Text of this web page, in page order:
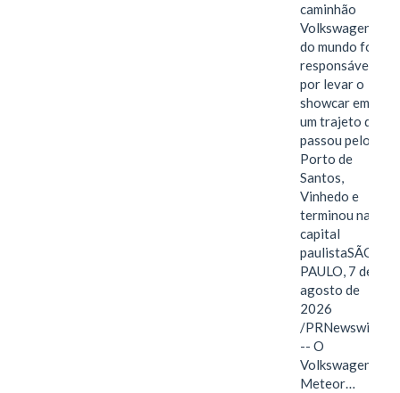
caminhão
Volkswagen
do mundo foi
responsável
por levar o
showcar em
um trajeto que
passou pelo
Porto de
Santos,
Vinhedo e
terminou na
capital
paulistaSÃO
PAULO, 7 de
agosto de
2026
/PRNewswire/
-- O
Volkswagen
Meteor…